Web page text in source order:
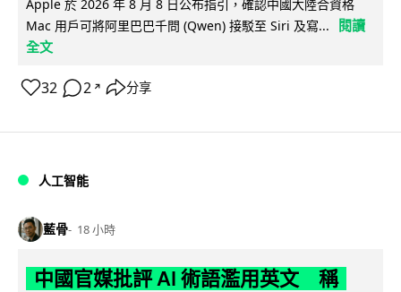
Apple 於 2026 年 8 月 8 日公布指引，確認中國大陸合資格
Mac 用戶可將阿里巴巴千問 (Qwen) 接駁至 Siri 及寫...
閱讀
全文
32 2 ↗ 分享
人工智能
藍骨 18 小時
中國官媒批評 AI 術語濫用英文 稱